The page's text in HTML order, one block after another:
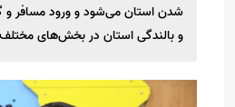
شدن استان می‌شود و ورود مسافر
و بالندگی استان در بخش‌های